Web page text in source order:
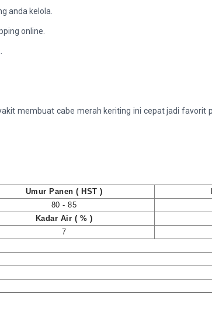
anda kelola.
online.
membuat cabe merah keriting ini cepat jadi
Umur Panen ( HST )
80 - 85
Kadar Air ( % )
7